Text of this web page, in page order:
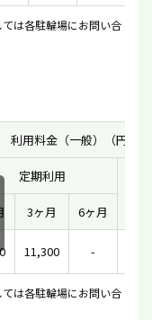
は各駐輪場にお問い合
利用料金（一般）（円）
定期利用
3ヶ月 6ヶ月
11,300 -
は各駐輪場にお問い合